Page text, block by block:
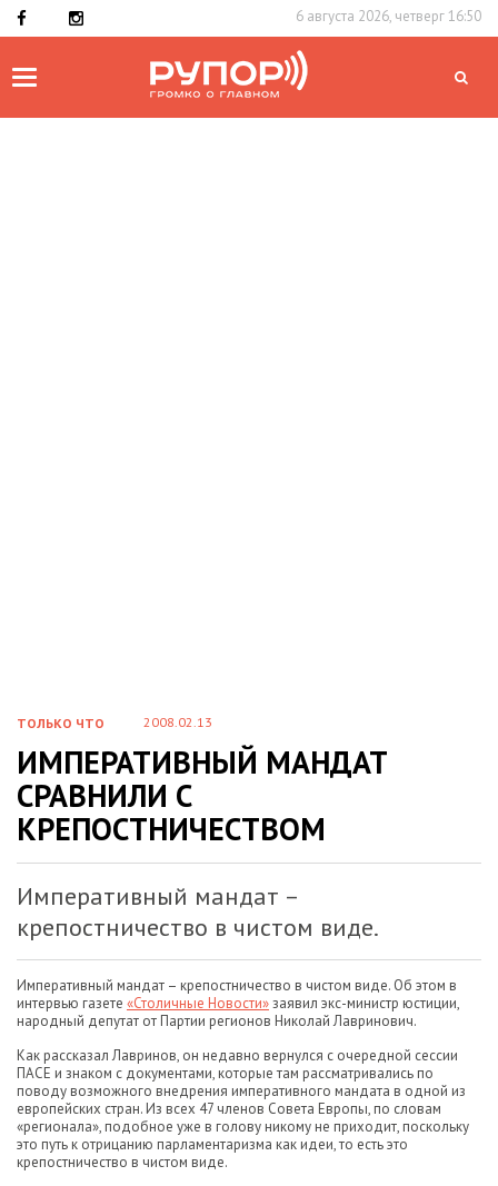
6 августа 2026, четверг 16:50
Toggle
ТОЛЬКО ЧТО 2008.02.13
ИМПЕРАТИВНЫЙ МАНДАТ
СРАВНИЛИ С
КРЕПОСТНИЧЕСТВОМ
Императивный мандат –
крепостничество в чистом виде.
Императивный мандат – крепостничество в чистом виде. Об этом в
интервью газете «Столичные Новости»заявил экс-министр юстиции,
народный депутат от Партии регионов Николай Лавринович.
Как рассказал Лавринов, он недавно вернулся с очередной сессии
ПАСЕ и знаком с документами, которые там рассматривались по
поводу возможного внедрения императивного мандата в одной из
европейских стран. Из всех 47 членов Совета Европы, по словам
«регионала», подобное уже в голову никому не приходит, поскольку
это путь к отрицанию парламентаризма как идеи, то есть это
крепостничество в чистом виде.